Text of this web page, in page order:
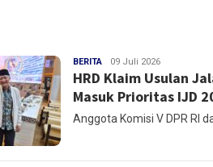
BERITA Ozi
KTB
09 Juli 2026
HRD Klaim Usulan
Masuk Prioritas IJD
Anggota Komisi V DPR RI